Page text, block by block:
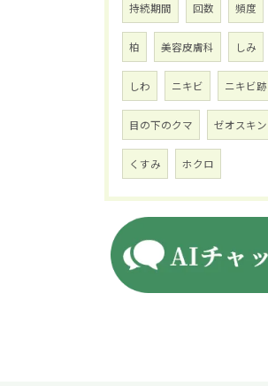
持続期間 回数 頻度
柏 美容皮膚科 しみ
しわ ニキビ ニキビ跡
目の下のクマ ゼオスキン
くすみ ホクロ